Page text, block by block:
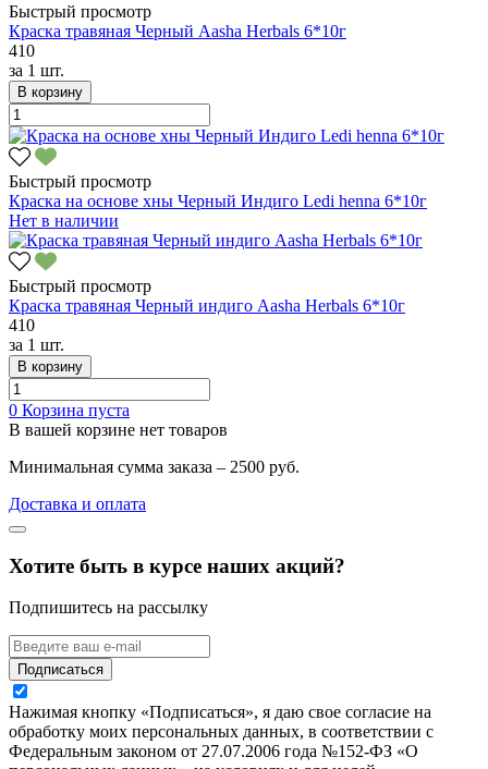
Быстрый просмотр
Краска травяная Черный Aasha Herbals 6*10г
410
за 1 шт.
В корзину
Быстрый просмотр
Краска на основе хны Черный Индиго Ledi henna 6*10г
Нет в наличии
Быстрый просмотр
Краска травяная Черный индиго Aasha Herbals 6*10г
410
за 1 шт.
В корзину
0 Корзина пуста
В вашей корзине нет товаров
Минимальная сумма заказа – 2500 руб.
Доставка и оплата
Хотите быть в курсе наших акций?
Подпишитесь на рассылку
Подписаться
Нажимая кнопку «Подписаться», я даю свое согласие на
обработку моих персональных данных, в соответствии с
Федеральным законом от 27.07.2006 года №152-ФЗ «О